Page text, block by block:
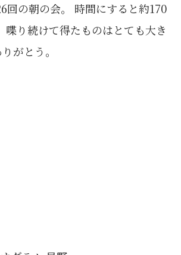
回の朝の会。 時間にすると約170
喋り続けて得たものはとても大き
がとう。